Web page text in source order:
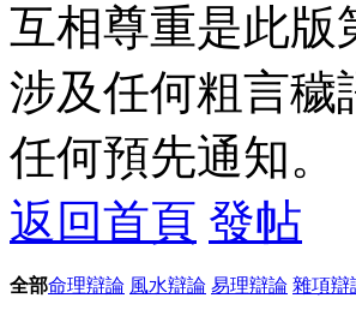
互相尊重是此版
涉及任何粗言穢
任何預先通知。
返回首頁 發帖
全部命理辯論 風水辯論 易理辯論 雜項辯